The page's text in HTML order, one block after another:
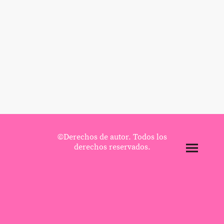
©Derechos de autor. Todos los
derechos reservados.